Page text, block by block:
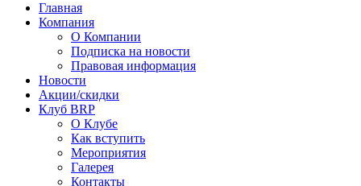
Главная
Компания
О Компании
Подписка на новости
Правовая информация
Новости
Акции/скидки
Клуб BRP
О Клубе
Как вступить
Мероприятия
Галерея
Контакты